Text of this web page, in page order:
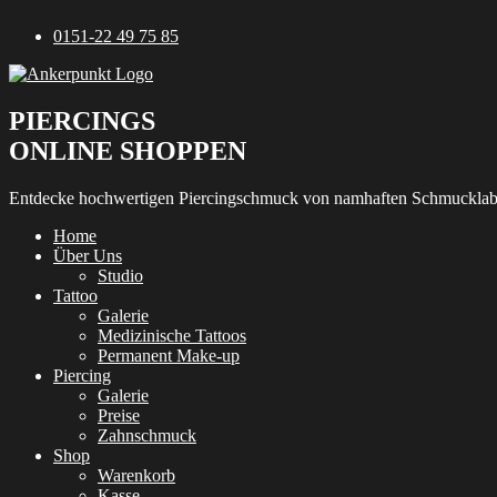
Inhalt
0151-22 49 75 85
PIERCINGS
ONLINE SHOPPEN
Entdecke hochwertigen Piercingschmuck von namhaften
Home
Über Uns
Studio
Tattoo
Galerie
Medizinische Tattoos
Permanent Make-up
Piercing
Galerie
Preise
Zahnschmuck
Shop
Warenkorb